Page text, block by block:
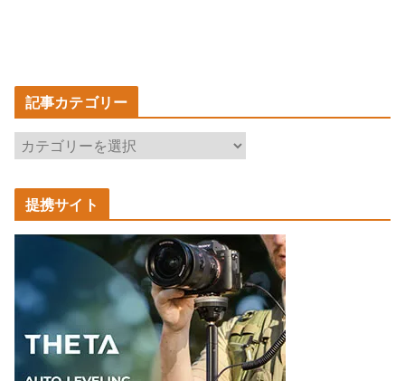
記事カテゴリー
記
事
カ
テ
ゴ
ー
提携サイト